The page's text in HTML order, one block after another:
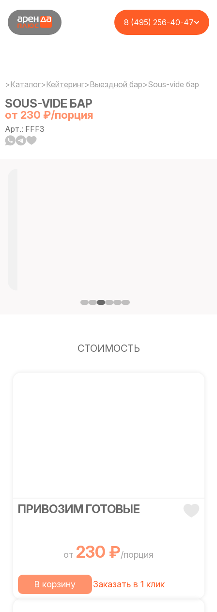
8 (495) 256-40-47
>Каталог>Кейтеринг>Выездной бар>Sous-vide бар
SOUS-VIDE БАР
от 230 ₽/порция
Арт.: FFF3
СТОИМОСТЬ
ПРИВОЗИМ ГОТОВЫЕ
от 230 ₽/порция
В корзину Заказать в 1 клик